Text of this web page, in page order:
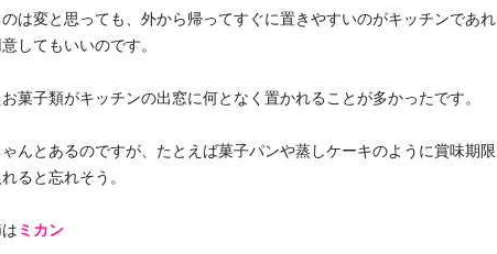
は変と思っても、外から帰ってすぐに置きやすいのがキッチンであれ
してもいいのです。
菓子類がキッチンの出窓に何となく置かれることが多かったです。
んとあるのですが、たとえば菓子パンや蒸しケーキのように賞味期限
ると忘れそう。
ミカン